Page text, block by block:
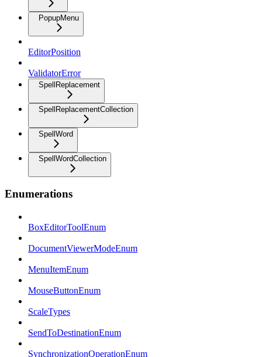
PopupMenu
EditorPosition
ValidatorError
SpellReplacement
SpellReplacementCollection
SpellWord
SpellWordCollection
Enumerations
BoxEditorToolEnum
DocumentViewerModeEnum
MenuItemEnum
MouseButtonEnum
ScaleTypes
SendToDestinationEnum
SynchronizationOperationEnum